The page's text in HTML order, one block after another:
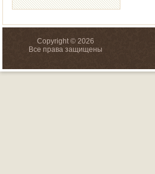
Copyright © 2026
Все права защищены